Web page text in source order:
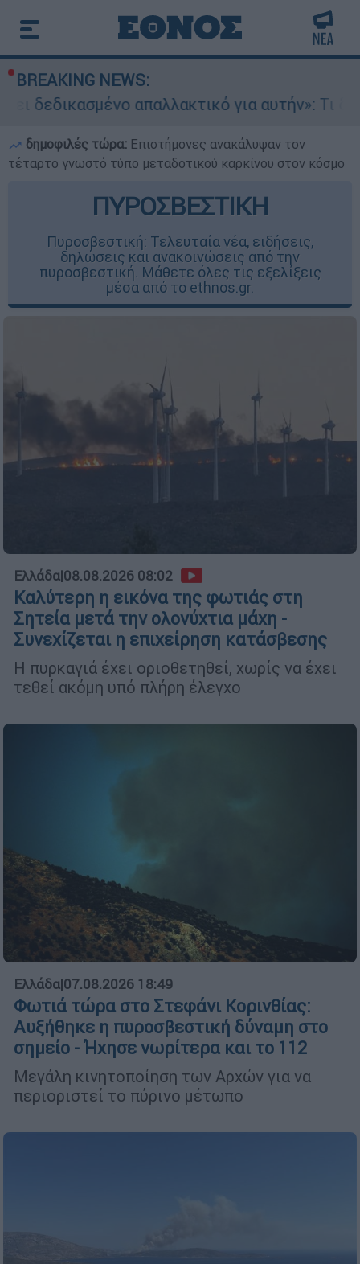
BREAKING NEWS:
απαλλακτικό για αυτήν»: Τι δηλώνει στο
δημοφιλές τώρα: Επιστήμονες ανακάλυψαν τον
τέταρτο γνωστό τύπο μεταδοτικού καρκίνου στον κόσμο
ΠΥΡΟΣΒΕΣΤΙΚΗ
Πυροσβεστική: Τελευταία νέα, ειδήσεις,
δηλώσεις και ανακοινώσεις από την
πυροσβεστική. Μάθετε όλες τις εξελίξεις
μέσα από το ethnos.gr.
Ελλάδα|08.08.2026 08:02
Καλύτερη η εικόνα της φωτιάς στη
Σητεία μετά την ολονύχτια μάχη -
Συνεχίζεται η επιχείρηση κατάσβεσης
Η πυρκαγιά έχει οριοθετηθεί, χωρίς να έχει
τεθεί ακόμη υπό πλήρη έλεγχο
Ελλάδα|07.08.2026 18:49
Φωτιά τώρα στο Στεφάνι Κορινθίας:
Αυξήθηκε η πυροσβεστική δύναμη στο
σημείο - Ήχησε νωρίτερα και το 112
Μεγάλη κινητοποίηση των Αρχών για να
περιοριστεί το πύρινο μέτωπο